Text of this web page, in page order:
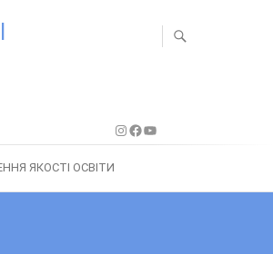
Instagram
Facebook
YouTube
ЯКОСТІ ОСВІТИ